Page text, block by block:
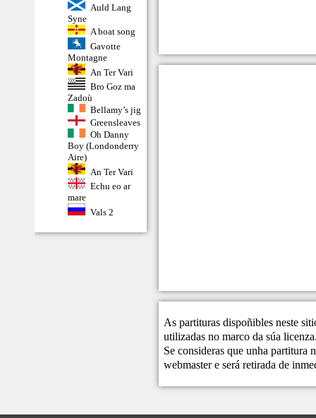
Auld Lang
Syne
A boat song
Gavotte
Montagne
An Ter Vari
Bro Goz ma
Zadoù
Bellamy’s jig
Greensleaves
Oh Danny
Boy (Londonderry
Aire)
An Ter Vari
Echu eo ar
mare
Vals 2
As partituras dispoñibles neste
utilizadas no marco da súa
Se consideras que unha partitura
webmastere será retirada de